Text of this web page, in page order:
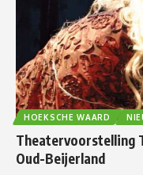
HOEKSCHE WAARD
Theatervoorstelling
Oud-Beijerland